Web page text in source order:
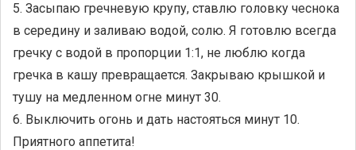
5. Засыпаю гречневую крупу, ставлю головку чеснока
в середину и заливаю водой, солю. Я готовлю всегда
гречку с водой в пропорции 1:1, не люблю когда
гречка в кашу превращается. Закрываю крышкой и
тушу на медленном огне минут 30.
6. Выключить огонь и дать настояться минут 10.
Приятного аппетита!